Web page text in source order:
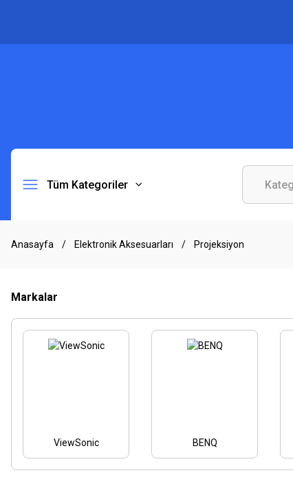
Tüm Kategoriler
Anasayfa Elektronik Aksesuarları Projeksiyon
Markalar
ViewSonic BENQ